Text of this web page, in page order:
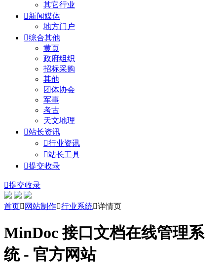
其它行业
新闻媒体
地方门户
综合其他
黄页
政府组织
招标采购
其他
团体协会
军事
考古
天文地理
站长资讯
行业资讯
站长工具
提交收录
提交收录
首页 网站制作行业系统详情页
MinDoc 接口文档在线管理系
统 - 官方网站